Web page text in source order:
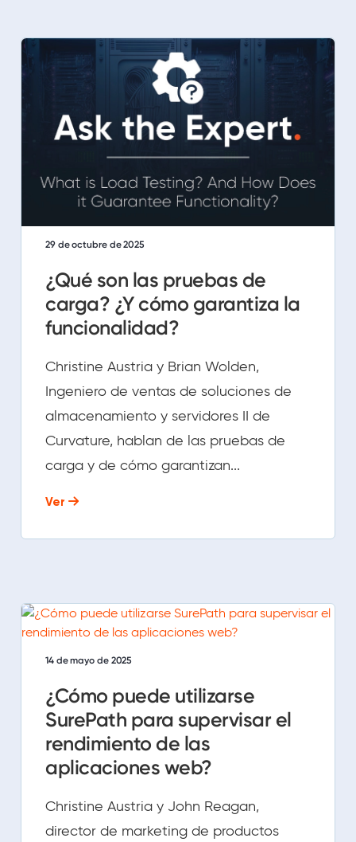
29 de octubre de 2025
¿Qué son las pruebas de
carga? ¿Y cómo garantiza la
funcionalidad?
Christine Austria y Brian Wolden,
Ingeniero de ventas de soluciones de
almacenamiento y servidores II de
Curvature, hablan de las pruebas de
carga y de cómo garantizan...
Ver
14 de mayo de 2025
¿Cómo puede utilizarse
SurePath para supervisar el
rendimiento de las
aplicaciones web?
Christine Austria y John Reagan,
director de marketing de productos